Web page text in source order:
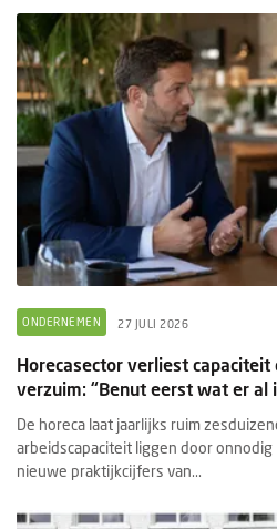
ONDERNEMEN 27 JULI 2026
Horecasector verliest capaciteit
verzuim: “Benut eerst wat er al
De horeca laat jaarlijks ruim
arbeidscapaciteit liggen door
nieuwe praktijkcijfers van...